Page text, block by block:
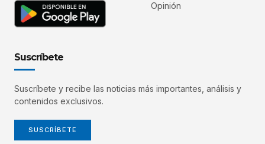
Opinión
Suscríbete
Suscríbete y recibe las noticias más importantes, análisis y
contenidos exclusivos.
SUSCRÍBETE